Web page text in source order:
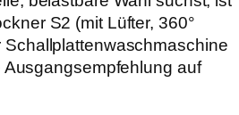
S2 (mit Lüfter, 360°
auf